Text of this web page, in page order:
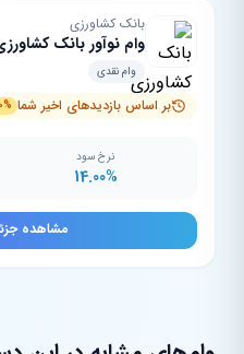
بانک کشاورزی
وام نوآور بانک
وام نقدی
بر اساس بازدیدهای اخیر شما
نرخ سود
14.00%
مشاهده